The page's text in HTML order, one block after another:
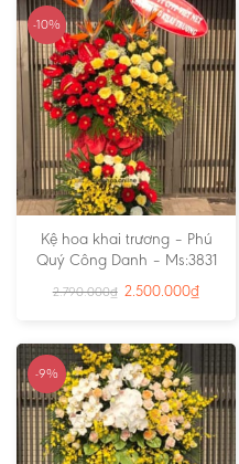
-10%
Kệ hoa khai trương – Phú
Quý Công Danh – Ms:3831
2.790.000₫ 2.500.000₫
-9%